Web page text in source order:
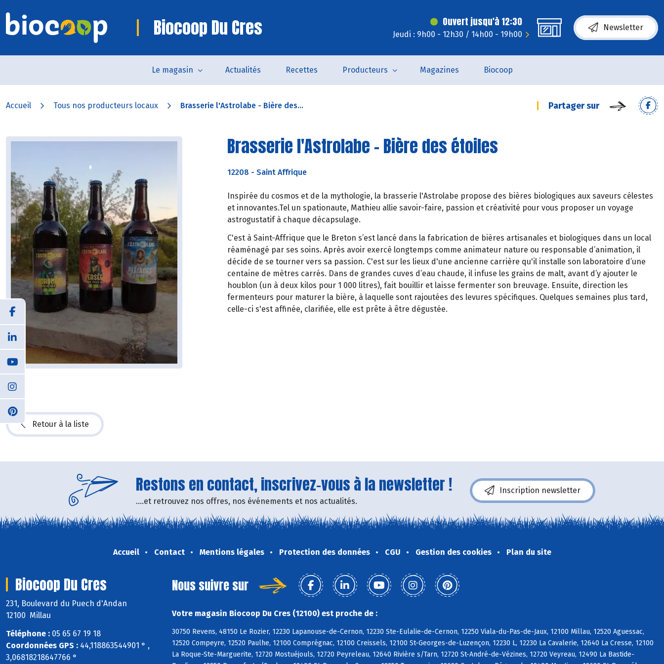
Biocoop Du Cres Ouvert jusqu'à 12:30
Jeudi : 9h00 - 12h30 / 14h00 - 19h00
Newsletter
Le magasin Actualités Recettes Producteurs Magazines Biocoop
Accueil Tous nos producteurs locaux Brasserie l'Astrolabe - Bière des... Partager sur
Brasserie l'Astrolabe - Bière des étoiles
12208 - Saint Affrique
Inspirée du cosmos et de la mythologie, la brasserie l'Astrolabe propose des bières biologiques aux saveurs célestes
et innovantes.Tel un spationaute, Mathieu allie savoir-faire, passion et créativité pour vous proposer un voyage
astrogustatif à chaque décapsulage.
C'est à Saint-Affrique que le Breton s’est lancé dans la fabrication de bières artisanales et biologiques dans un local
réaménagé par ses soins. Après avoir exercé longtemps comme animateur nature ou responsable d’animation, il
décide de se tourner vers sa passion. C'est sur les lieux d'une ancienne carrière qu'il installe son laboratoire d’une
centaine de mètres carrés. Dans de grandes cuves d’eau chaude, il infuse les grains de malt, avant d’y ajouter le
houblon (un à deux kilos pour 1 000 litres), fait bouillir et laisse fermenter son breuvage. Ensuite, direction les
fermenteurs pour maturer la bière, à laquelle sont rajoutées des levures spécifiques. Quelques semaines plus tard,
celle-ci s'est affinée, clarifiée, elle est prête à être dégustée.
Retour à la liste
Restons en contact, inscrivez-vous à la newsletter !
....et retrouvez nos offres, nos événements et nos actualités.
Inscription newsletter
Accueil Contact Mentions légales Protection des données CGU Gestion des cookies Plan du site
Biocoop Du Cres
231, Boulevard du Puech d'Andan
12100 Millau
Téléphone : 05 65 67 19 18
Coordonnées GPS : 44,118863544901 ° ,
3,06818218647766 °
Nous suivre sur
Votre magasin Biocoop Du Cres (12100) est proche de :
30750 Revens, 48150 Le Rozier, 12230 Lapanouse-de-Cernon, 12230 Ste-Eulalie-de-Cernon, 12250 Viala-du-Pas-de-Jaux, 12100 Millau, 12520 Aguessac,
12520 Compeyre, 12520 Paulhe, 12100 Comprégnac, 12100 Creissels, 12100 St-Georges-de-Luzençon, 12230 L, 12230 La Cavalerie, 12640 La Cresse, 12100
La Roque-Ste-Marguerite, 12720 Mostuéjouls, 12720 Peyreleau, 12640 Rivière s/Tarn, 12720 St-André-de-Vézines, 12720 Veyreau, 12490 La Bastide-